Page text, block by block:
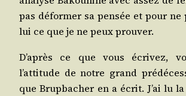
pas défor­mer sa pen­sée et pour
lui ce que je ne peux prouver.
D’après ce que vous écri­vez,
l’attitude de notre grand
que Brup­ba­cher en a écrit. J’ai lu